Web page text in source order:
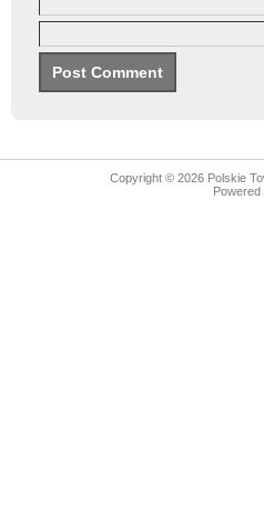
Copyright © 2026 Polskie